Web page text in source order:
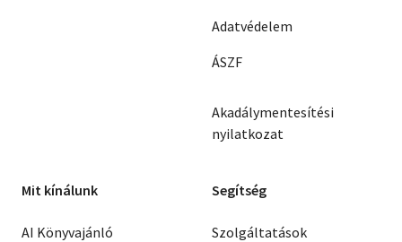
Adatvédelem
ÁSZF
Akadálymentesítési
nyilatkozat
Mit kínálunk
AI Könyvajánló
Segítség
Szolgáltatások